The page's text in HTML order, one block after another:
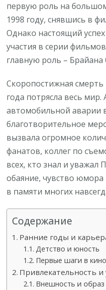
первую роль на
1998 году, снявшись в
Однако настоящий
участия в серии
главную роль – Брайана
Скоропостижная смерть
года потрясла весь мир.
автомобильной аварии
благотворительное
вызвала огромное
фанатов, коллег по
всех, кто знал и уважал
обаяние, чувство юмора
в памяти многих
Содержание
Ранние годы и
Детство и юность
Первые шаги в
Привлекательность и
Внешность и образ